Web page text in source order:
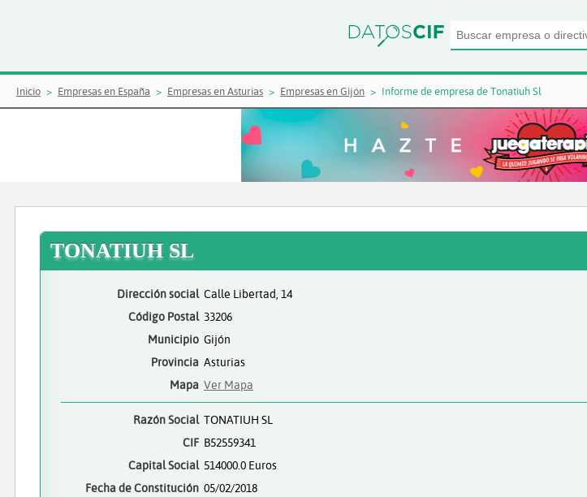
Inicio Empresas en España Empresas en Asturias Empresas en Gijón Informe de empresa de Tonatiuh Sl
TONATIUH SL
Dirección social Calle Libertad, 14
Código Postal 33206
Municipio Gijón
Provincia Asturias
Mapa Ver Mapa
Razón Social TONATIUH SL
CIF B52559341
Capital Social 514000.0 Euros
Fecha de Constitución 05/02/2018